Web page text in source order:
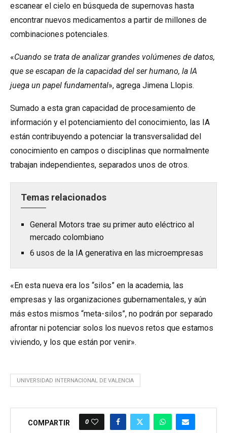
escanear el cielo en búsqueda de supernovas hasta
encontrar nuevos medicamentos a partir de millones de
combinaciones potenciales.
«Cuando se trata de analizar grandes volúmenes de datos,
que se escapan de la capacidad del ser humano, la IA
juega un papel fundamental», agrega Jimena Llopis.
Sumado a esta gran capacidad de procesamiento de
información y el potenciamiento del conocimiento, las IA
están contribuyendo a potenciar la transversalidad del
conocimiento en campos o disciplinas que normalmente
trabajan independientes, separados unos de otros.
Temas relacionados
General Motors trae su primer auto eléctrico al
mercado colombiano
6 usos de la IA generativa en las microempresas
«En esta nueva era los “silos” en la academia, las
empresas y las organizaciones gubernamentales, y aún
más estos mismos “meta-silos”, no podrán por separado
afrontar ni potenciar solos los nuevos retos que estamos
viviendo, y los que están por venir».
UNIVERSIDAD INTERNACIONAL DE VALENCIA
COMPARTIR 0